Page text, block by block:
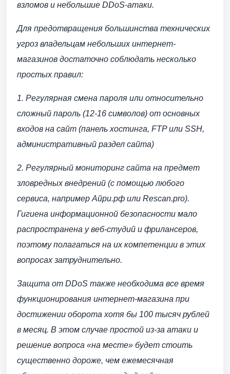
взломов и небольшие DDoS-атаки.
Для предотвращения большинства технических
угроз владельцам небольших интернет-
магазинов достаточно соблюдать несколько
простых правил:
1. Регулярная смена пароля или относительно
сложный пароль (12-16 символов) от основных
входов на сайт (панель хостинга, FTP или SSH,
административный раздел сайта)
2. Регулярный мониторинг сайта на предмет
зловредных внедрений (с помощью любого
сервиса, например Айри.рф или Rescan.pro).
Гигиена информационной безопасности мало
распространена у веб-студий и фрилансеров,
поэтому полагаться на их компетенции в этих
вопросах затруднительно.
Защита от DDoS также необходима все время
функционирования интернет-магазина при
достижении оборота хотя бы 100 тысяч рублей
в месяц. В этом случае простой из-за атаки и
решение вопроса «на месте» будет стоить
существенно дороже, чем ежемесячная